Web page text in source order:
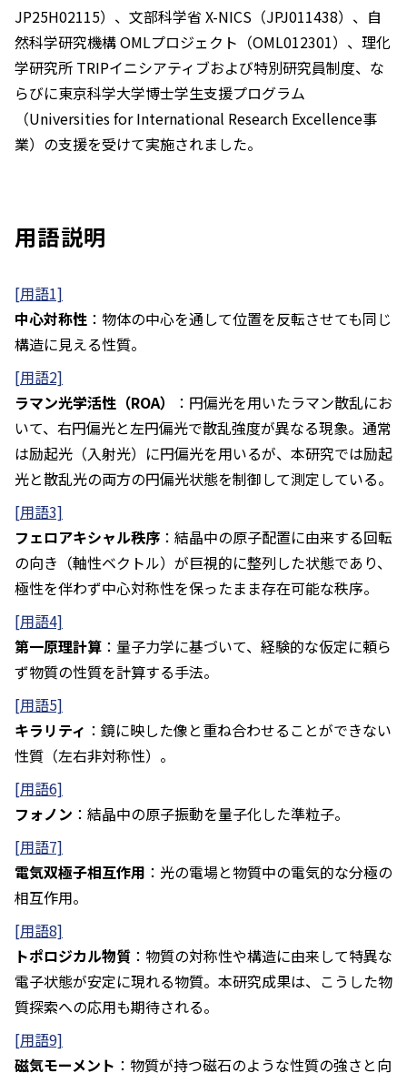
JP25H02115）、文部科学省 X-NICS（JPJ011438）、自
然科学研究機構 OMLプロジェクト（OML012301）、理化
学研究所 TRIPイニシアティブおよび特別研究員制度、な
らびに東京科学大学博士学生支援プログラム
（Universities for International Research Excellence事
業）の支援を受けて実施されました。
用語説明
[用語1]
中心対称性 ：物体の中心を通して位置を反転させても同じ
構造に見える性質。
[用語2]
ラマン光学活性（ROA）
：円偏光を用いたラマン散乱にお
いて、右円偏光と左円偏光で散乱強度が異なる現象。通常
は励起光（入射光）に円偏光を用いるが、本研究では励起
光と散乱光の両方の円偏光状態を制御して測定している。
[用語3]
フェロアキシャル秩序 ：結晶中の原子配置に由来する回転
の向き（軸性ベクトル）が巨視的に整列した状態であり、
極性を伴わず中心対称性を保ったまま存在可能な秩序。
[用語4]
第一原理計算 ：量子力学に基づいて、経験的な仮定に頼ら
ず物質の性質を計算する手法。
[用語5]
キラリティ ：鏡に映した像と重ね合わせることができない
性質（左右非対称性）。
[用語6]
フォノン ：結晶中の原子振動を量子化した準粒子。
[用語7]
電気双極子相互作用 ：光の電場と物質中の電気的な分極の
相互作用。
[用語8]
トポロジカル物質 ：物質の対称性や構造に由来して特異な
電子状態が安定に現れる物質。本研究成果は、こうした物
質探索への応用も期待される。
[用語9]
磁気モーメント ：物質が持つ磁石のような性質の強さと向